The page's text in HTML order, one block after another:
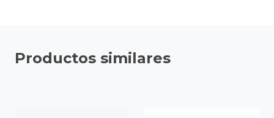
Productos similares